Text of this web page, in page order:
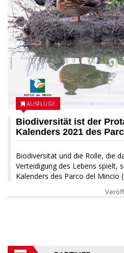
Biodiversität ist der
Kalenders 2021 des
Biodiversität und die Rolle, die
Verteidigung des Lebens spielt,
Kalenders des Parco del Mincio
AUSFLÜGE